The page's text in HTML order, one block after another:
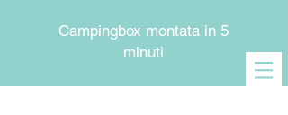
Campingbox montata in 5
minuti